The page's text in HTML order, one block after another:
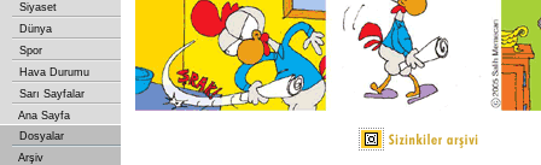
Siyaset
Dünya
Spor
Hava Durumu
Sarı Sayfalar
Ana Sayfa
Dosyalar
Arşiv